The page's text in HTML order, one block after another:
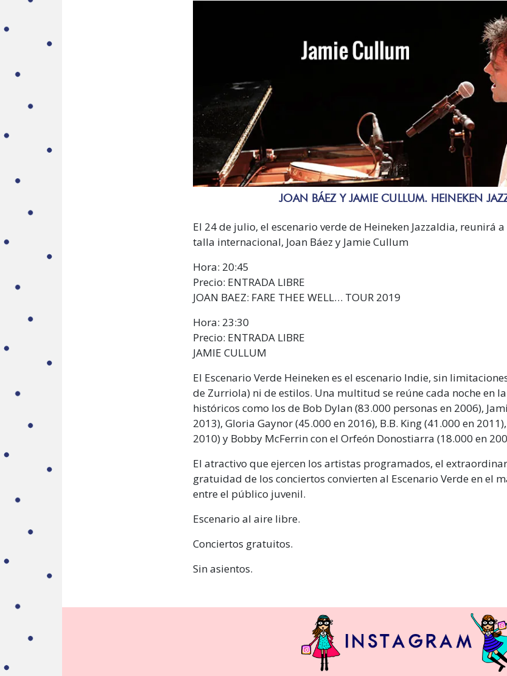
JOAN BÁEZ Y JAMIE CULLUM. HEINEKEN
El 24 de julio, el escenario verde de Heineken Jazzaldia, reunirá
talla internacional, Joan Báez y Jamie Cullum
Hora: 20:45
Precio: ENTRADA LIBRE
JOAN BAEZ: FARE THEE WELL… TOUR 2019
Hora: 23:30
Precio: ENTRADA LIBRE
JAMIE CULLUM
El Escenario Verde Heineken es el escenario Indie, sin
de Zurriola) ni de estilos. Una multitud se reúne cada noche en
históricos como los de Bob Dylan (83.000 personas en 2006),
2013), Gloria Gaynor (45.000 en 2016), B.B. King (41.000 en
2010) y Bobby McFerrin con el Orfeón Donostiarra (18.000 en
El atractivo que ejercen los artistas programados, el
gratuidad de los conciertos convierten al Escenario Verde en el
entre el público juvenil.
Escenario al aire libre.
Conciertos gratuitos.
Sin asientos.